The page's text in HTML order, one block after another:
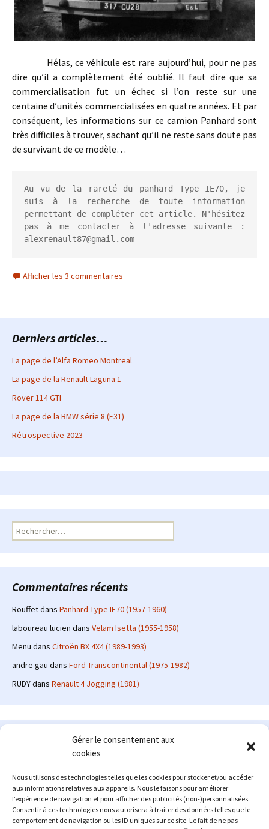
Gérer le consentement aux
cookies
Nous utilisons des technologies telles que les cookies pour stocker et/ou accéder
aux informations relatives aux appareils. Nous le faisons pour améliorer
l’expérience de navigation et pour afficher des publicités (non-)personnalisées.
Consentir à ces technologies nous autorisera à traiter des données telles que le
comportement de navigation ou les ID uniques sur ce site. Le fait de ne pas
Hélas, ce véhicule est rare aujourd’hui, pour ne pas
dire qu’il a complètement été oublié. Il faut dire que sa
commercialisation fut un échec si l’on reste sur une
centaine d’unités commercialisées en quatre années. Et par
conséquent, les informations sur ce camion Panhard sont
très difficiles à trouver, sachant qu’il ne reste sans doute pas
de survivant de ce modèle…
Au vu de la rareté du panhard Type IE70, je
suis à la recherche de toute information
permettant de compléter cet article. N'hésitez
pas à me contacter à l'adresse suivante :
alexrenault87@gmail.com
Afficher les 3 commentaires
Derniers articles…
La page de l’Alfa Romeo Montreal
La page de la Renault Laguna 1
Rover 114 GTI
La page de la BMW série 8 (E31)
Rétrospective 2023
Rechercher :
Commentaires récents
Rouffetdans Panhard Type IE70 (1957-1960)
laboureau lucien dans Velam Isetta (1955-1958)
Menu dans Citroën BX 4X4 (1989-1993)
andre gau dans Ford Transcontinental (1975-1982)
RUDYdans Renault 4 Jogging (1981)
Le site en quelques mots
: passionné d'automobile ancienne depuis de
nombreuses années, j'ai commencé à partager ma passion sur
internet à partir de 2009 au travers d'un blog qui a connu un relatif
succès. Fin 2013, je décide de prendre mon autonomie et me lancer
avec mon propre site : l'Automobile Ancienne.
Me contacter : alex(at)lautomobileancienne.com